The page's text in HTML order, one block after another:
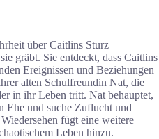
über Caitlins Sturz
gräbt. Sie entdeckt, dass Caitlins
Ereignissen und Beziehungen
alten Schulfreundin Nat, die
in ihr Leben tritt. Nat behauptet,
Ehe und suche Zuflucht und
fügt eine weitere
Leben hinzu.